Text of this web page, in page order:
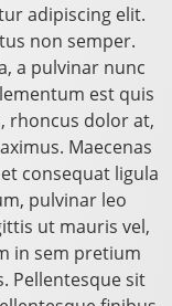
adipiscing elit.
non semper.
a pulvinar nunc
est quis
rhoncus dolor at,
Maecenas
consequat ligula
pulvinar leo
ut mauris vel,
in sem pretium
Pellentesque sit